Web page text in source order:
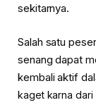
sekitarnya.
Salah satu
senang dapat
kembali aktif
kaget karna dari